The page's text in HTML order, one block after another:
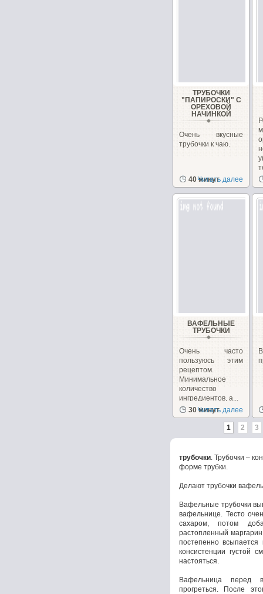
ТРУБОЧКИ
"ПАПИРОСКИ" С
ОРЕХОВОЙ
НАЧИНКОЙ
Очень вкусные
трубочки к чаю.
40 минут
Читать далее
ВАФЕЛЬНЫЕ
ТРУБОЧКИ
Очень часто
пользуюсь этим
рецептом.
Минимальное
количество
ингредиентов, а...
30 минут
Читать далее
1 2 3
трубочки. Трубочки –
форме трубки.
Делают трубочки
Вафельные трубочки
вафельнице. Тесто
сахаром, потом
растопленный
постепенно
консистенции густой
настояться.
Вафельница перед
прогреться. После